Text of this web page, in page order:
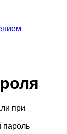
при
пароль